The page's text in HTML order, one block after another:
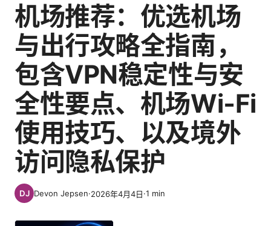
机场推荐：优选机场
与出行攻略全指南，
包含VPN稳定性与安
全性要点、机场Wi‑Fi
使用技巧、以及境外
访问隐私保护
Devon Jepsen·2026年4月4日·1 min